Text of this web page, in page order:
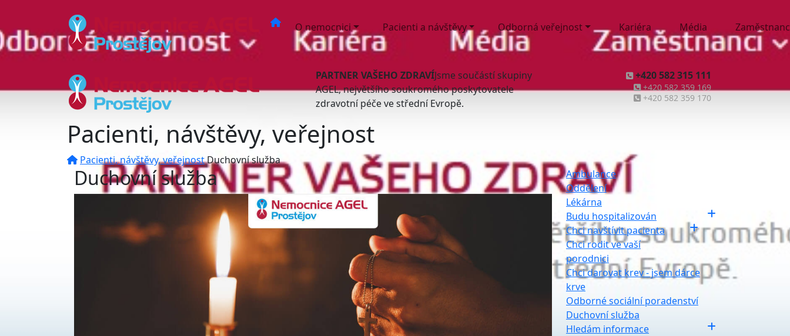
O nemocnici Pacienti a návštěvy Odborná veřejnost Kariéra Média
PARTNER VAŠEHO ZDRAVÍJsme součástí skupiny
AGEL, největšího soukromého poskytovatele
zdravotní péče ve střední Evropě.
+420 582 315 111
+420 582 359 169
+420 582 359 170
Pacienti, návštěvy, veřejnost
Pacienti, návštěvy, veřejnostDuchovní služba
Duchovní služba
Ambulance
Oddělení
Lékárna
Budu hospitalizován
Chci navštívit pacienta
Chci rodit ve vaší
porodnici
Chci darovat krev - jsem dárce
krve
Odborné sociální poradenství
Duchovní služba
Hledám informace